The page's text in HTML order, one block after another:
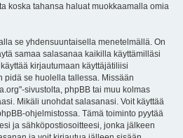
koska tahansa haluat muokkaamalla omia
se yhdensuuntaisella menetelmällä. On
samaa salasanaa kaikilla käyttämilläsi
kirjautumaan käyttäjätiliisi
pidä se huolella tallessa. Missään
sivustolta, phpBB tai muu kolmas
Mikäli unohdat salasanasi. Voit käyttää
ohjelmistossa. Tämä toiminto pyytää
ja sähköpostiosoitteesi, jonka jälkeen